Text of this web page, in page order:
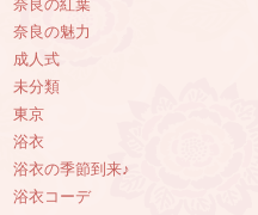
奈良の紅葉
奈良の魅力
成人式
未分類
東京
浴衣
浴衣の季節到来♪
浴衣コーデ